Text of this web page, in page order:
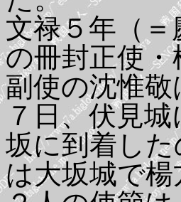
文禄５年（
の冊封正使
副使の沈惟
７日、伏見
坂に到着し
は大坂城で